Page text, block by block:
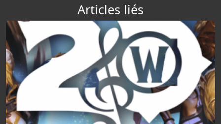
Articles liés